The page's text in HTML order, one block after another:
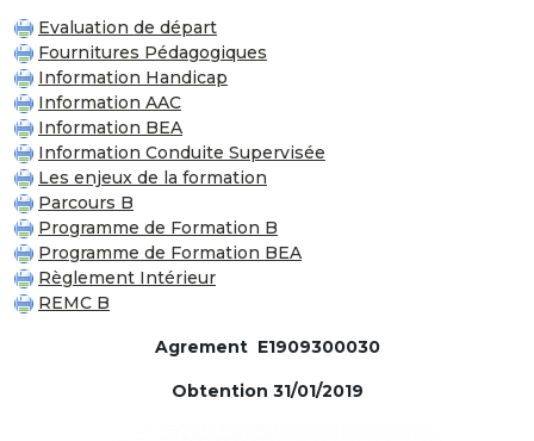
Evaluation de départ
Fournitures Pédagogiques
Information Handicap
Information AAC
Information BEA
Information Conduite Supervisée
Les enjeux de la formation
Parcours B
Programme de Formation B
Programme de Formation BEA
Règlement Intérieur
REMC B
Agrement E1909300030
Obtention 31/01/2019